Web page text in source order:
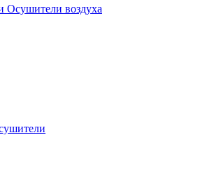
Осушители воздуха